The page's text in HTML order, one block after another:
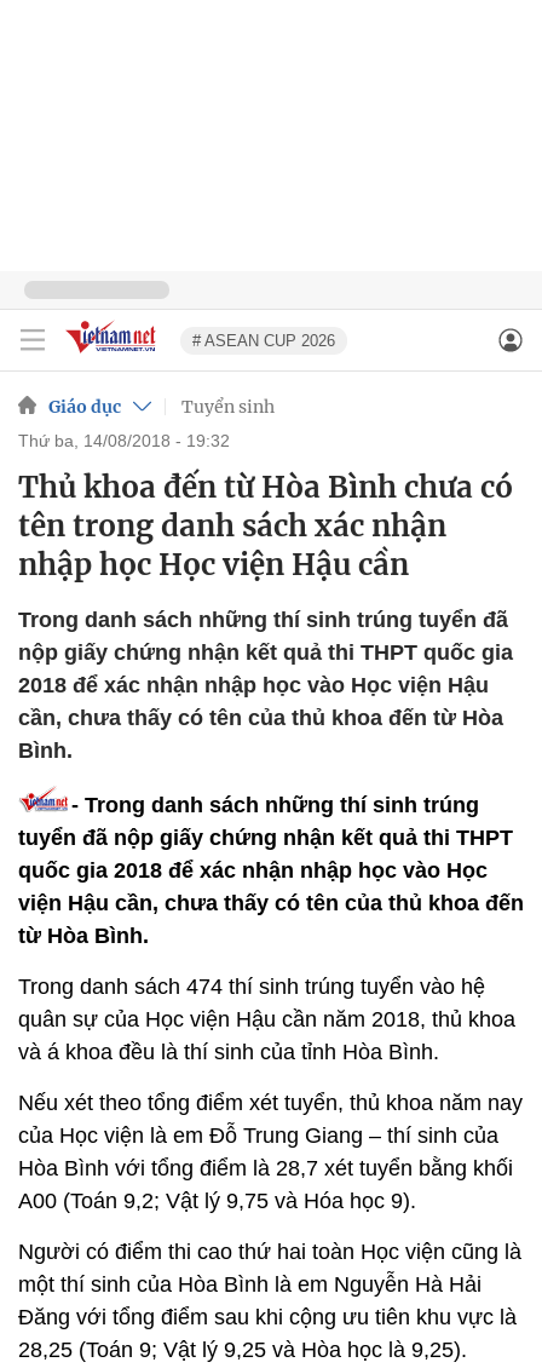
# ASEAN CUP 2026
Giáo dục Tuyển sinh
thứ ba, 14/08/2018 - 19:32
Thủ khoa đến từ Hòa Bình chưa có
tên trong danh sách xác nhận
nhập học Học viện Hậu cần
Trong danh sách những thí sinh trúng tuyển đã
nộp giấy chứng nhận kết quả thi THPT quốc gia
2018 để xác nhận nhập học vào Học viện Hậu
cần, chưa thấy có tên của thủ khoa đến từ Hòa
Bình.
- Trong danh sách những thí sinh trúng
tuyển đã nộp giấy chứng nhận kết quả thi THPT
quốc gia 2018 để xác nhận nhập học vào Học
viện Hậu cần, chưa thấy có tên của thủ khoa đến
từ Hòa Bình.
Trong danh sách 474 thí sinh trúng tuyển vào hệ
quân sự của Học viện Hậu cần năm 2018, thủ khoa
và á khoa đều là thí sinh của tỉnh Hòa Bình.
Nếu xét theo tổng điểm xét tuyển, thủ khoa năm nay
của Học viện là em Đỗ Trung Giang – thí sinh của
Hòa Bình với tổng điểm là 28,7 xét tuyển bằng khối
A00 (Toán 9,2; Vật lý 9,75 và Hóa học 9).
Người có điểm thi cao thứ hai toàn Học viện cũng là
một thí sinh của Hòa Bình là em Nguyễn Hà Hải
Đăng với tổng điểm sau khi cộng ưu tiên khu vực là
28,25 (Toán 9; Vật lý 9,25 và Hòa học là 9,25).